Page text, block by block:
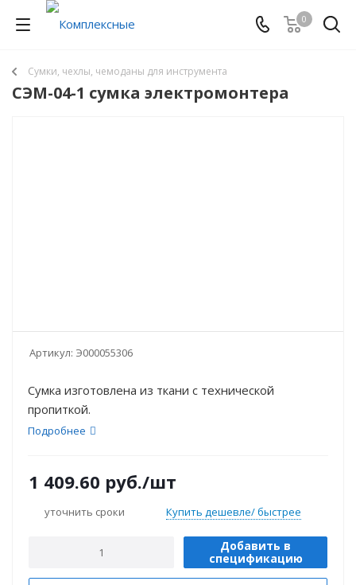
0
Сумки, чехлы, чемоданы для инструмента
СЭМ-04-1 сумка электромонтера
Артикул: Э000055306
Сумка изготовлена из ткани с технической
пропиткой.
Подробнее
1 409.60 руб./шт
уточнить сроки Купить дешевле/ быстрее
Добавить в
спецификацию